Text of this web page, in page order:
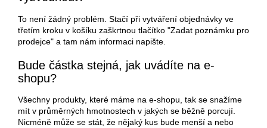
To není žádný problém. Stačí při vytváření objednávky ve
třetím kroku v košíku zaškrtnou tlačítko "Zadat poznámku pro
prodejce" a tam nám informaci napište.
Bude částka stejná, jak uvádíte na e-
shopu?
Všechny produkty, které máme na e-shopu, tak se snažíme
mít v průměrných hmotnostech v jakých se běžně porcují.
Nicméně může se stát, že nějaký kus bude menší a nebo